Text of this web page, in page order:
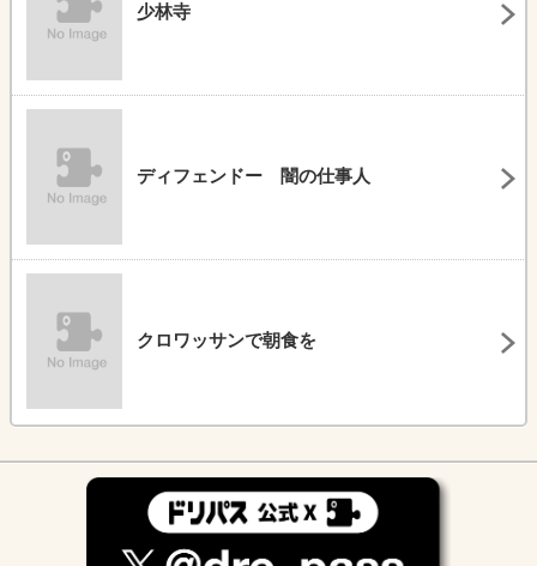
少林寺
ディフェンドー 闇の仕事人
クロワッサンで朝食を